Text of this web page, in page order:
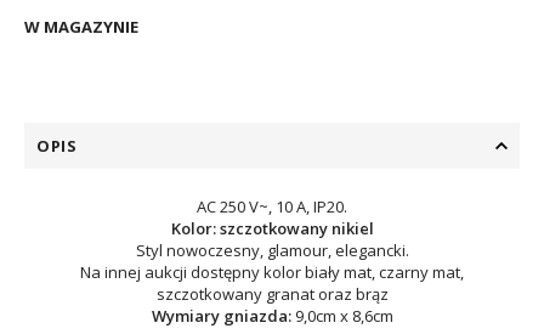
W MAGAZYNIE
OPIS
AC 250 V~, 10 A, IP20.
Kolor: szczotkowany nikiel
Styl nowoczesny, glamour, elegancki.
Na innej aukcji dostępny kolor biały mat, czarny mat,
szczotkowany granat oraz brąz
Wymiary gniazda:9,0cm x 8,6cm